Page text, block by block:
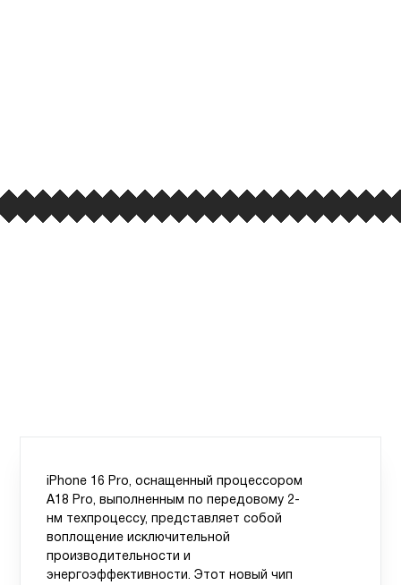
iPhone 16 Pro, оснащенный процессором
A18 Pro, выполненным по передовому 2-
нм техпроцессу, представляет собой
воплощение исключительной
производительности и
энергоэффективности. Этот новый чип